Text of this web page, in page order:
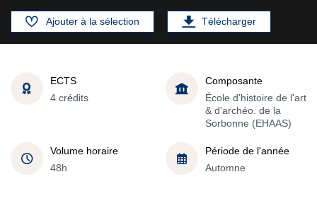
Ajouter à la sélection Télécharger
ECTS
4 crédits
Composante
École d'histoire de l'art
& d'archéo. de la
Sorbonne (EHAAS)
Volume horaire
48h
Période de l'année
Automne